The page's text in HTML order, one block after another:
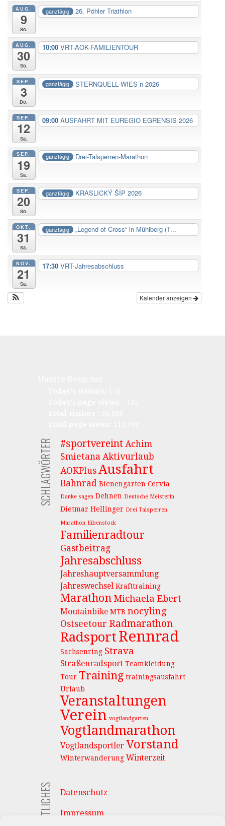
AUG.
9
So.
ganztägig 26. Pöhler Triathlon
AUG.
30
So.
10:00 VRT-AOK-FAMILIENTOUR
SEP.
3
Do.
ganztägig STERNQUELL WIES´n 2026
SEP.
12
Sa.
09:00 AUSFAHRT MIT EUREGIO EGRENSIS 2026
SEP.
19
Sa.
ganztägig Drei-Talsperren-Marathon
SEP.
20
So.
ganztägig KRASLICKÝ ŠİP 2026
OKT.
31
Sa.
ganztägig „Legend of Cross“ in Mühlberg (T...
NOV.
21
Sa.
17:30 VRT-Jahresabschluss
Kalender anzeigen
SCHLAGWÖRTER #sportvereint Achim
Smietana Aktivurlaub
AOKPlus Ausfahrt
Bahnrad Bienengarten Cervia
Danke sagen Dehnen Deutsche Meisterin
Dietmar Hellinger Drei Talsperren
Marathon Eibenstock
Familienradtour
Gastbeitrag
Jahresabschluss
Jahreshauptversammlung
Jahreswechsel Krafttraining
Marathon Michaela Ebert
Moutainbike MTB nocyling
Ostseetour Radmarathon
Radsport Rennrad
Sachsenring Strava
Straßenradsport Teamkleidung
Tour Training trainingsausfahrt
Urlaub
Veranstaltungen
Verein vogtlandgarten
Vogtlandmarathon
Vogtlandsportler Vorstand
Winterwanderung Winterzeit
RECHTLICHES Datenschutz
Impressum